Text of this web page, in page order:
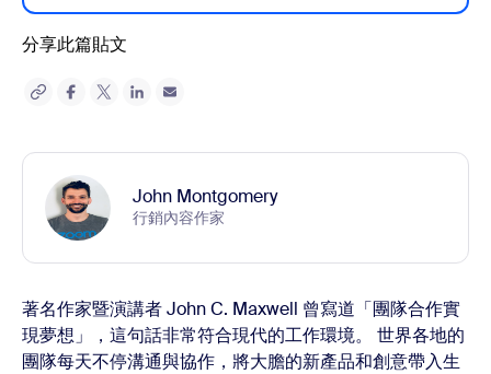
分享此篇貼文
John Montgomery
行銷內容作家
著名作家暨演講者 John C. Maxwell 曾寫道「團隊合作實
現夢想」，這句話非常符合現代的工作環境。 世界各地的
團隊每天不停溝通與協作，將大膽的新產品和創意帶入生